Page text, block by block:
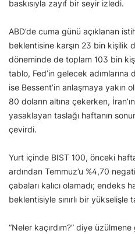
baskısıyla zayıf bir seyir izledi.
ABD’de cuma günü açıklanan
beklentisine karşın 23 bin kişilik
döneminde de toplam 103 bin
tablo, Fed’in gelecek adımlarına
ise Bessent’in anlaşmaya yakın
80 doların altına çekerken,
yasaklayan taslağı haftanın
çevirdi.
Yurt içinde BIST 100, önceki
ardından Temmuz’u %4,70
çabaları kalıcı olamadı; endeks
beklentisiyle sınırlı bir yükselişle
“Neler kaçırdım?” diye